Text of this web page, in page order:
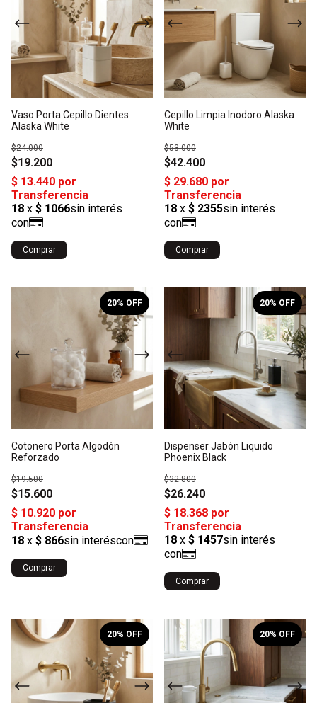
Vaso Porta Cepillo Dientes
Alaska White
$19.200
$24.000
Comprar
Cepillo Limpia Inodoro Alaska
White
$42.400
$53.000
1/5
Cotonero Porta Algodón
Reforzado
$15.600
$19.500
20% OFF 1/3
Dispenser Jabón Liquido
Phoenix Black
$26.240
$32.800
20% OFF
Comprar
1/3
20% OFF 1/6
20% OFF